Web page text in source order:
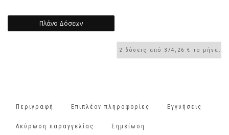
Πλάνο Δόσεων
Περιγραφή Επιπλέον πληροφορίες Εγγυήσεις
Ακύρωση παραγγελίας Σημείωση